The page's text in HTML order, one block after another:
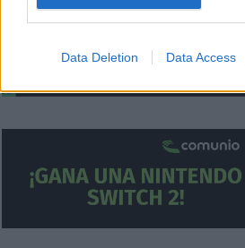
Data Deletion Data Access